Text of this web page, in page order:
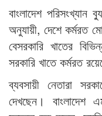
বাংলাদেশ
অনুযায়ী, দেশে কর্মরত
বেসরকারি খাতের
সরকারি খাতে কর্মরত
ব্যবসায়ী নেতারা
দেখছেন। বাংলাদেশ